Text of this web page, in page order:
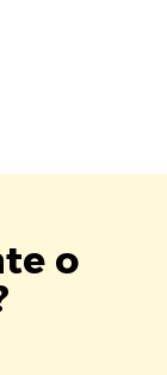
o